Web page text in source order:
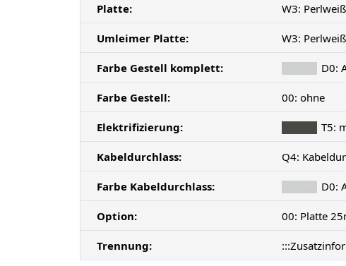
Platte: W3: Perlweiß
Umleimer Platte: W3: Perlweiß
Farbe Gestell komplett: D0:
Farbe Gestell: 00: ohne
Elektrifizierung: T5:
Kabeldurchlass: Q4:
Farbe Kabeldurchlass: D0:
Option: 00: Platte
Trennung: